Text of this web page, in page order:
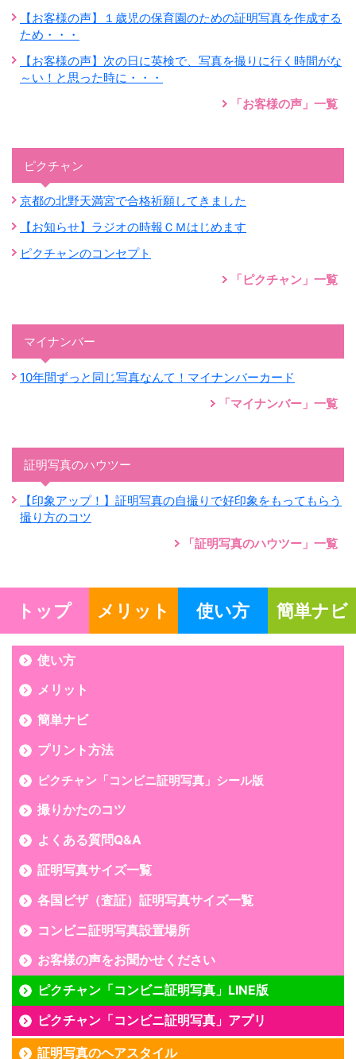
【お客様の声】１歳児の保育園のための証明写真を作成する
ため・・・
【お客様の声】次の日に英検で、写真を撮りに行く時間がな
～い！と思った時に・・・
「お客様の声」一覧
ピクチャン
京都の北野天満宮で合格祈願してきました
【お知らせ】ラジオの時報ＣＭはじめます
ピクチャンのコンセプト
「ピクチャン」一覧
マイナンバー
10年間ずっと同じ写真なんて！マイナンバーカード
「マイナンバー」一覧
証明写真のハウツー
【印象アップ！】証明写真の自撮りで好印象をもってもらう
撮り方のコツ
「証明写真のハウツー」一覧
トップ メリット 使い方 簡単ナビ
使い方
メリット
簡単ナビ
プリント方法
ピクチャン「コンビニ証明写真」シール版
撮りかたのコツ
よくある質問Q&A
証明写真サイズ一覧
各国ビザ（査証）証明写真サイズ一覧
コンビニ証明写真設置場所
お客様の声をお聞かせください
ピクチャン「コンビニ証明写真」LINE版
ピクチャン「コンビニ証明写真」アプリ
証明写真のヘアスタイル